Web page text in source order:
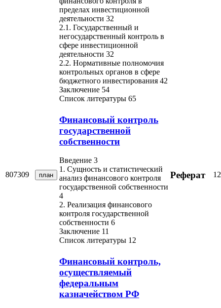
пределах инвестиционной
деятельности 32
2.1. Государственный и
негосударственный контроль в
сфере инвестиционной
деятельности 32
2.2. Нормативные полномочия
контрольных органов в сфере
бюджетного инвестирования 42
Заключение 54
Список литературы 65
807309 план
Финансовый контроль
государственной
собственности
Введение 3
1. Сущность и статистический
анализ финансового контроля
государственной собственности
4
2. Реализация финансового
контроля государственной
собственности 6
Заключение 11
Список литературы 12
Реферат 12
Финансовый контроль,
осуществляемый
федеральным
казначейством РФ